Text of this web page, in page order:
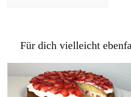
Für dich vielleicht